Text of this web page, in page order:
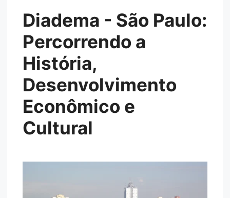
Diadema - São Paulo:
Percorrendo a
História,
Desenvolvimento
Econômico e
Cultural